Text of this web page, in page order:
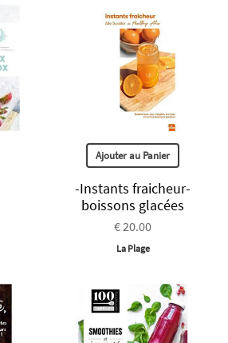
Ajouter au Panier
-Instants fraicheur-
boissons glacées
€ 20.00
La Plage